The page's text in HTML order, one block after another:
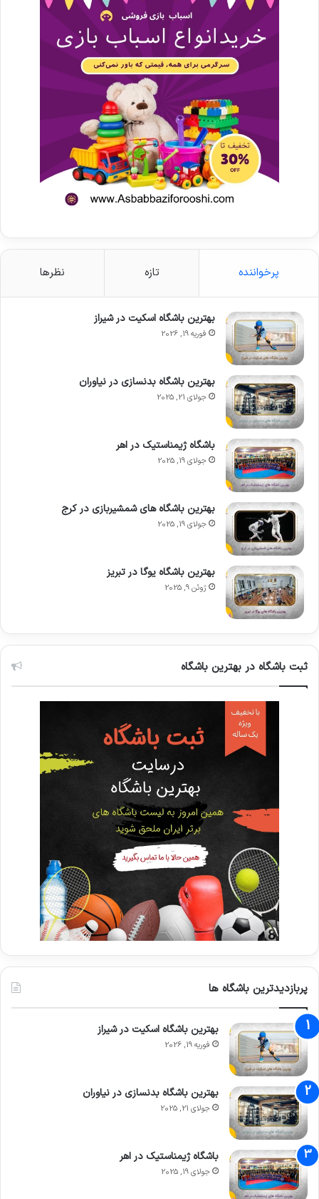
پرخواننده تازه نظرها
بهترین باشگاه اسکیت در شیراز
فوریه 19, 2026
بهترین باشگاه بدنسازی در نیاوران
جولای 21, 2025
باشگاه ژیمناستیک در اهر
جولای 19, 2025
بهترین باشگاه های شمشیربازی در کرج
جولای 19, 2025
بهترین باشگاه یوگا در تبریز
ژوئن 9, 2025
ثبت باشگاه در بهترین باشگاه
پربازدیدترین باشگاه ها
بهترین باشگاه اسکیت در شیراز
فوریه 19, 2026
بهترین باشگاه بدنسازی در نیاوران
جولای 21, 2025
باشگاه ژیمناستیک در اهر
جولای 19, 2025